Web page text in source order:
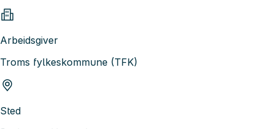
Arbeidsgiver
Troms fylkeskommune (TFK)
Sted